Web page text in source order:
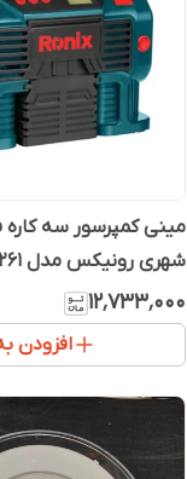
مینی کمپرسور سه کاره
شهری رونیکس مدل RH-4261
۱۲٬۷۳۳٬۰۰۰
افزودن